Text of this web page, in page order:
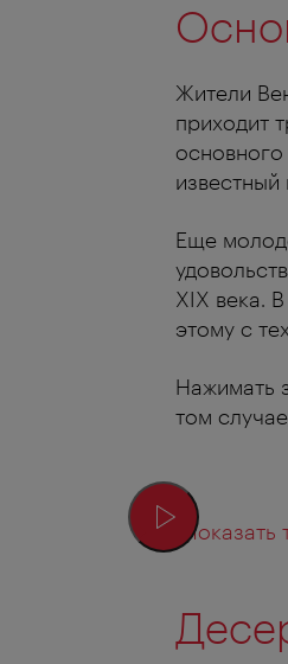
Жители
приходит
Еще
XIX века.
этому с
Нажимать
том
Показать